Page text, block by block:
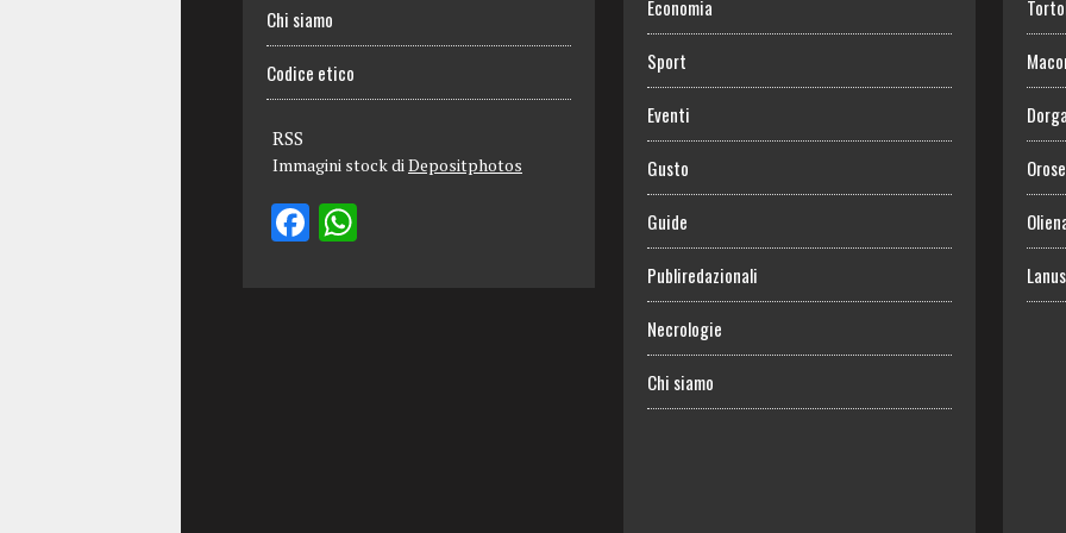
Chi siamo
Codice etico
RSS
Immagini stock diDepositphotos
Economia
Sport
Eventi
Gusto
Guide
Publiredazionali
Necrologie
Chi siamo